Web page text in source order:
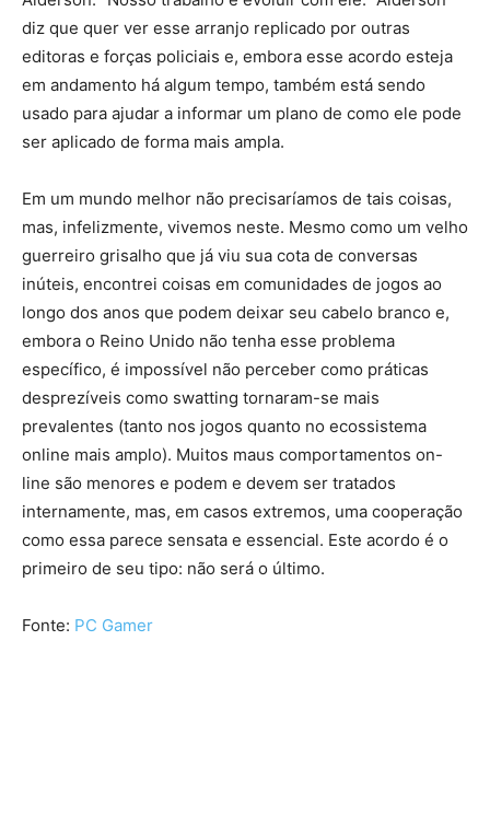
diz que quer ver esse arranjo replicado por outras
editoras e forças policiais e, embora esse acordo esteja
em andamento há algum tempo, também está sendo
usado para ajudar a informar um plano de como ele pode
ser aplicado de forma mais ampla.
Em um mundo melhor não precisaríamos de tais coisas,
mas, infelizmente, vivemos neste. Mesmo como um velho
guerreiro grisalho que já viu sua cota de conversas
inúteis, encontrei coisas em comunidades de jogos ao
longo dos anos que podem deixar seu cabelo branco e,
embora o Reino Unido não tenha esse problema
específico, é impossível não perceber como práticas
desprezíveis como swatting tornaram-se mais
prevalentes (tanto nos jogos quanto no ecossistema
online mais amplo). Muitos maus comportamentos on-
line são menores e podem e devem ser tratados
internamente, mas, em casos extremos, uma cooperação
como essa parece sensata e essencial. Este acordo é o
primeiro de seu tipo: não será o último.
Fonte: PC Gamer